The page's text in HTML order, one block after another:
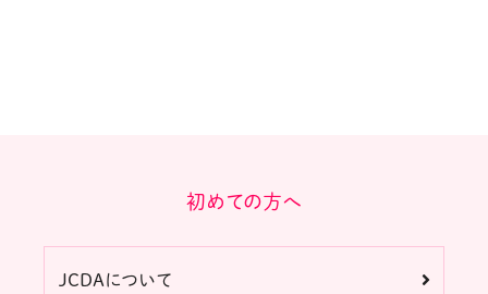
初めての方へ
JCDAについて